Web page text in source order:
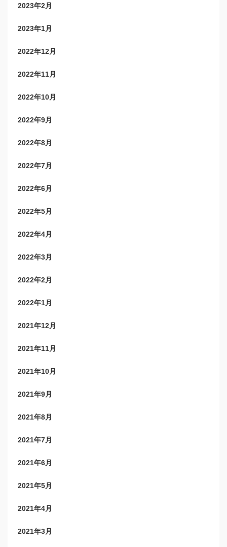
2023年2月
2023年1月
2022年12月
2022年11月
2022年10月
2022年9月
2022年8月
2022年7月
2022年6月
2022年5月
2022年4月
2022年3月
2022年2月
2022年1月
2021年12月
2021年11月
2021年10月
2021年9月
2021年8月
2021年7月
2021年6月
2021年5月
2021年4月
2021年3月